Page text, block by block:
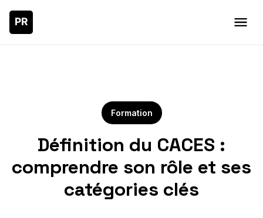
Formation
Définition du CACES :
comprendre son rôle et ses
catégories clés